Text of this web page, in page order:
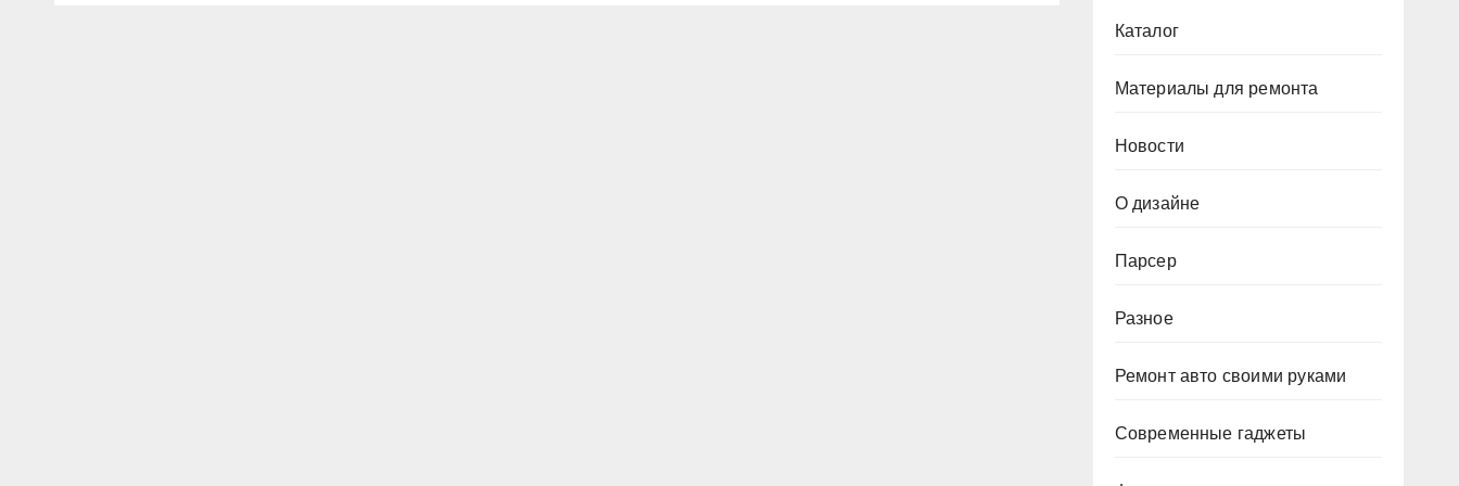
Каталог
Материалы для ремонта
Новости
О дизайне
Парсер
Разное
Ремонт авто своими руками
Современные гаджеты